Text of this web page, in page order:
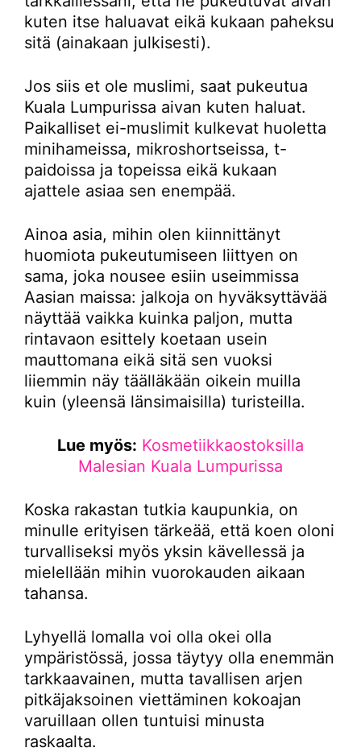
kuten itse haluavat eikä kukaan paheksu
sitä (ainakaan julkisesti).
Jos siis et ole muslimi, saat pukeutua
Kuala Lumpurissa aivan kuten haluat.
Paikalliset ei-muslimit kulkevat huoletta
minihameissa, mikroshortseissa, t-
paidoissa ja topeissa eikä kukaan
ajattele asiaa sen enempää.
Ainoa asia, mihin olen kiinnittänyt
huomiota pukeutumiseen liittyen on
sama, joka nousee esiin useimmissa
Aasian maissa: jalkoja on hyväksyttävää
näyttää vaikka kuinka paljon, mutta
rintavaon esittely koetaan usein
mauttomana eikä sitä sen vuoksi
liiemmin näy täälläkään oikein muilla
kuin (yleensä länsimaisilla) turisteilla.
Lue myös: Kosmetiikkaostoksilla
Malesian Kuala Lumpurissa
Koska rakastan tutkia kaupunkia, on
minulle erityisen tärkeää, että koen oloni
turvalliseksi myös yksin kävellessä ja
mielellään mihin vuorokauden aikaan
tahansa.
Lyhyellä lomalla voi olla okei olla
ympäristössä, jossa täytyy olla enemmän
tarkkaavainen, mutta tavallisen arjen
pitkäjaksoinen viettäminen kokoajan
varuillaan ollen tuntuisi minusta
raskaalta.